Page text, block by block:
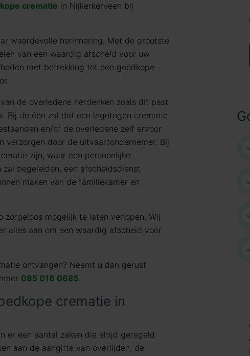
crematie in Nijkerkerveen bij
waardevolle herinnering. Met de grootste
van een waardig afscheid voor uw
met betrekking tot een goedkope
de overledene herdenken zoals dit past
Bij de één zal dat een ingetogen crematie
en/of de overledene zelf ervoor
verzorgen door de uitvaartondernemer. Bij
zijn, waar een persoonlijke
begeleiden, een afscheidsdienst
maken van de familiekamer en
zorgeloos mogelijk te laten verlopen. Wij
alles aan om een waardig afscheid voor
ontvangen? Neemt u dan gerust
085 016 0685.
crematie in
er een aantal zaken die altijd geregeld
aan de aangifte van overlijden, de